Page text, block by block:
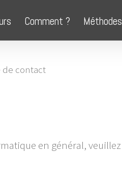
Comment ? Méthodes
de contact
en général, veuillez